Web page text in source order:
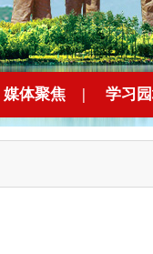
媒体聚焦 | 学习